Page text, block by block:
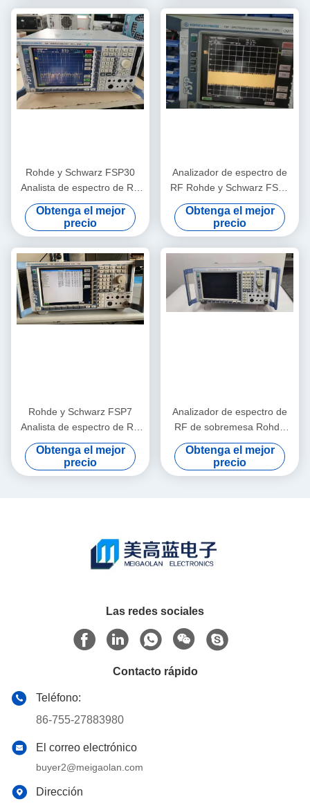
Rohde y Schwarz FSP30
Analista de espectro de RF
de 9 KHz a 30 GHz con nivel
de ruido de -155 dBm y
probado previamente
Obtenga el mejor
precio
Analizador de espectro de
RF Rohde y Schwarz FSP3
Analizador de frecuencia de
RF práctico
Obtenga el mejor
precio
Rohde y Schwarz FSP7
Analista de espectro de RF
de 9 KHz a 7 GHz portátil
con nivel de ruido de -155
dBm
Obtenga el mejor
precio
Analizador de espectro de
RF de sobremesa Rohde
and Schwarz FSP13 con
rango de frecuencia de 9
KHz a 13 GHz y nivel de
Obtenga el mejor
precio
Las redes sociales
Contacto rápido
Teléfono:
86-755-27883980
El correo electrónico
buyer2@meigaolan.com
Dirección